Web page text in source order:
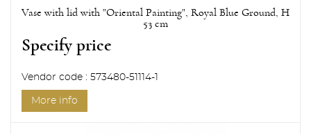
Vase with lid with "Oriental Painting", Royal Blue Ground, H
53 cm
Specify price
Vendor code : 573480-51114-1
More info